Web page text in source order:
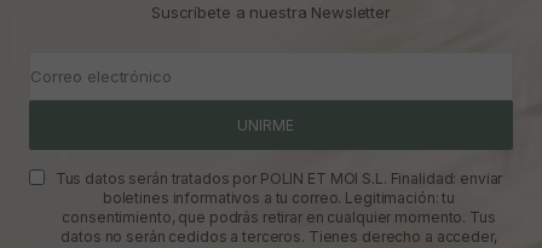
Suscríbete a nuestra Newsletter
Correo electrónico
UNIRME
Tus datos serán tratados por POLIN ET MOI S.L. Finalidad: enviar
boletines informativos a tu correo. Legitimación: tu
consentimiento, que podrás retirar en cualquier momento. Tus
datos no serán cedidos a terceros. Tienes derecho a acceder,